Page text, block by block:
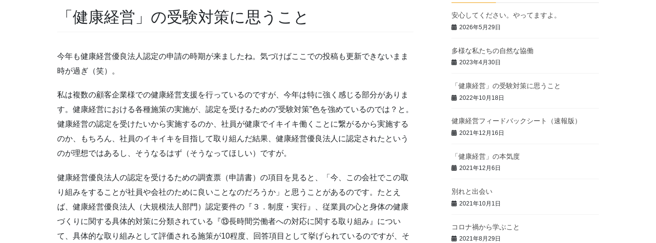
「健康経営」の受験対策に思うこと
今年も健康経営優良法人認定の申請の時期が来ましたね。気づけばここでの投稿も更新できないまま
時が過ぎ（笑）。
私は複数の顧客企業様での健康経営支援を行っているのですが、今年は特に強く感じる部分がありま
す。健康経営における各種施策の実施が、認定を受けるための”受験対策”色を強めているのでは？と。
健康経営の認定を受けたいから実施するのか、社員が健康でイキイキ働くことに繋がるから実施する
のか、もちろん、社員のイキイキを目指して取り組んだ結果、健康経営優良法人に認定されたという
のが理想ではあるし、そうなるはず（そうなってほしい）ですが。
健康経営優良法人の認定を受けるための調査票（申請書）の項目を見ると、「今、この会社でこの取
り組みをすることが社員や会社のために良いことなのだろうか」と思うことがあるのです。たとえ
ば、健康経営優良法人（大規模法人部門）認定要件の『３．制度・実行』、従業員の心と身体の健康
づくりに関する具体的対策に分類されている『⑬長時間労働者への対応に関する取り組み』につい
て、具体的な取り組みとして評価される施策が10程度、回答項目として挙げられているのですが、そ
安心してください。やってますよ。
2026年5月29日
多様な私たちの自然な協働
2023年4月30日
「健康経営」の受験対策に思うこと
2022年10月18日
健康経営フィードバックシート（速報版）
2021年12月16日
「健康経営」の本気度
2021年12月6日
別れと出会い
2021年10月1日
コロナ禍から学ぶこと
2021年8月29日